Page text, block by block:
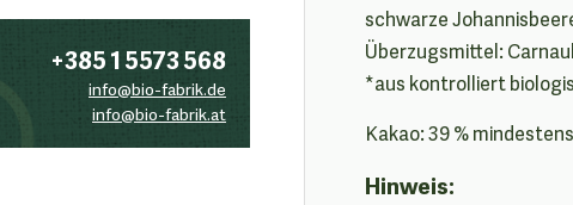
+385 1 5573 568
info@bio-fabrik.de
info@bio-fabrik.at
schwarze
Überzugsmittel:
*aus kontrolliert
Kakao: 39 %
Hinweis: